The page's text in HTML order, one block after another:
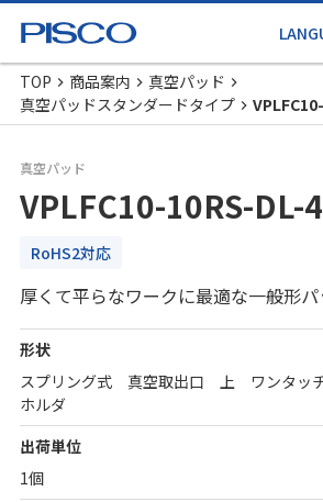
TOP 商品案内
真空パッド
真空パッドスタンダードタイプ
真空パッド
VPLFC10-10RS-DL-
RoHS2対応
厚くて平らなワークに最適な一般形パ
形状
スプリング式 真空取出口 上 ワンタッ
ホルダ
出荷単位
1個